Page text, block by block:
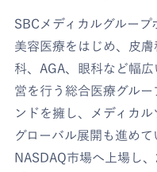
SBCメディカルグルー
美容医療をはじめ、皮
科、AGA、眼科など幅
営を行う総合医療グル
ンドを擁し、メディカ
グローバル展開も進め
NASDAQ市場へ上場し